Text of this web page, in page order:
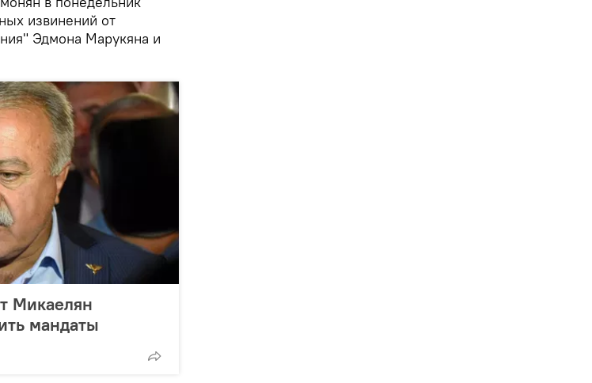
извинений от
Эдмона Марукяна и
Микаелян
мандаты